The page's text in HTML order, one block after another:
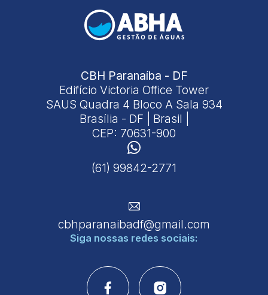
CBH Paranaíba - DF
Edifício Victoria Office Tower
SAUS Quadra 4 Bloco A Sala 934
Brasília - DF | Brasil |
CEP: 70631-900
(61) 99842-2771
cbhparanaibadf@gmail.com
Siga nossas redes sociais: